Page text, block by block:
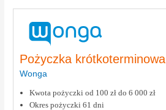
Pożyczka krótkoterminowa
Wonga
Kwota pożyczki od 100 zł do 6 000 zł
Okres pożyczki 61 dni